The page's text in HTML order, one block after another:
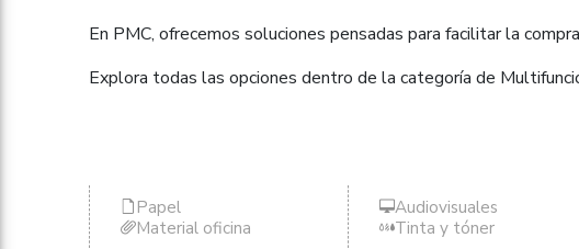
En PMC, ofrecemos soluciones pensadas para facilitar la
Explora todas las opciones dentro de la categoría de
Papel
Material oficina
Audiovisuales
Tinta y tóner